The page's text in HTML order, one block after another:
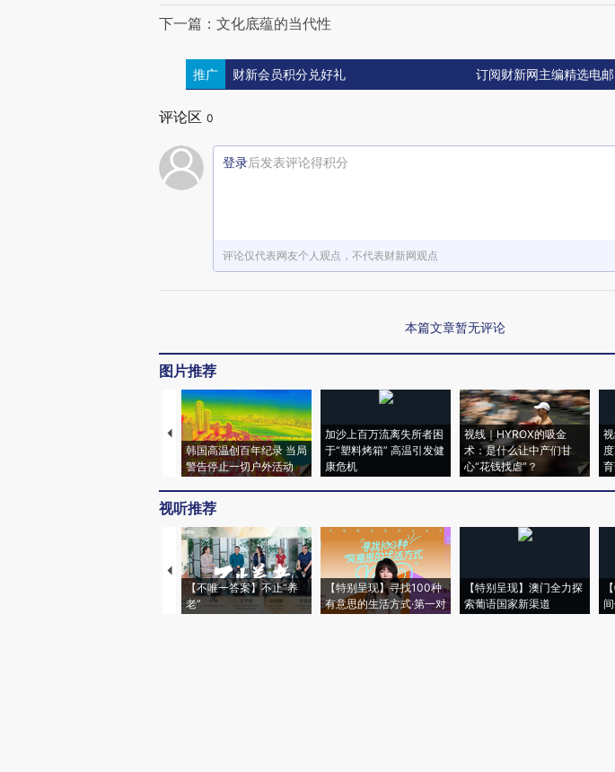
下一篇：文化底蕴的当代性
推广 财新会员积分兑好礼 订阅财新网主编精选电邮
评论区 0
登录后发表评论得积分
评论仅代表网友个人观点，不代表财新网观点
本篇文章暂无评论
图片推荐
韩国高温创百年纪录 当局
警告停止一切户外活动
加沙上百万流离失所者困
于“塑料烤箱” 高温引发健
康危机
视线｜HYROX的吸金
术：是什么让中产们甘
心“花钱找虐”？
视听推荐
【不唯一答案】不止“养
老”
【特别呈现】寻找100种
有意思的生活方式·第一对
【特别呈现】澳门全力探
索葡语国家新渠道